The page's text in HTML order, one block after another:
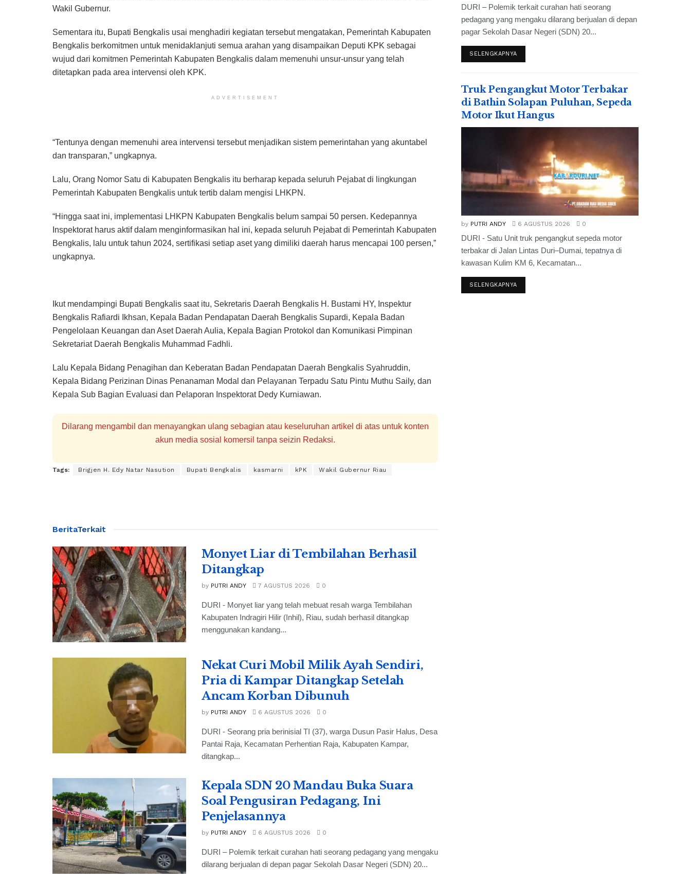
Wakil Gubernur.
Sementara itu, Bupati Bengkalis usai menghadiri kegiatan tersebut mengatakan, Pemerintah Kabupaten
Bengkalis berkomitmen untuk menidaklanjuti semua arahan yang disampaikan Deputi KPK sebagai
wujud dari komitmen Pemerintah Kabupaten Bengkalis dalam memenuhi unsur-unsur yang telah
ditetapkan pada area intervensi oleh KPK.
ADVERTISEMENT
“Tentunya dengan memenuhi area intervensi tersebut menjadikan sistem pemerintahan yang akuntabel
dan transparan,” ungkapnya.
Lalu, Orang Nomor Satu di Kabupaten Bengkalis itu berharap kepada seluruh Pejabat di lingkungan
Pemerintah Kabupaten Bengkalis untuk tertib dalam mengisi LHKPN.
“Hingga saat ini, implementasi LHKPN Kabupaten Bengkalis belum sampai 50 persen. Kedepannya
Inspektorat harus aktif dalam menginformasikan hal ini, kepada seluruh Pejabat di Pemerintah Kabupaten
Bengkalis, lalu untuk tahun 2024, sertifikasi setiap aset yang dimiliki daerah harus mencapai 100 persen,”
ungkapnya.
Ikut mendampingi Bupati Bengkalis saat itu, Sekretaris Daerah Bengkalis H. Bustami HY, Inspektur
Bengkalis Rafiardi Ikhsan, Kepala Badan Pendapatan Daerah Bengkalis Supardi, Kepala Badan
Pengelolaan Keuangan dan Aset Daerah Aulia, Kepala Bagian Protokol dan Komunikasi Pimpinan
Sekretariat Daerah Bengkalis Muhammad Fadhli.
Lalu Kepala Bidang Penagihan dan Keberatan Badan Pendapatan Daerah Bengkalis Syahruddin,
Kepala Bidang Perizinan Dinas Penanaman Modal dan Pelayanan Terpadu Satu Pintu Muthu Saily, dan
Kepala Sub Bagian Evaluasi dan Pelaporan Inspektorat Dedy Kurniawan.
Dilarang mengambil dan menayangkan ulang sebagian atau keseluruhan artikel di atas untuk konten
akun media sosial komersil tanpa seizin Redaksi.
Tags: Brigjen H. Edy Natar Nasution Bupati Bengkalis kasmarni kPK Wakil Gubernur Riau
BeritaTerkait
Monyet Liar di Tembilahan Berhasil
Ditangkap
by PUTRI ANDY 7 AGUSTUS 2026 0
DURI - Monyet liar yang telah mebuat resah warga Tembilahan
Kabupaten Indragiri Hilir (Inhil), Riau, sudah berhasil ditangkap
menggunakan kandang...
Nekat Curi Mobil Milik Ayah Sendiri,
Pria di Kampar Ditangkap Setelah
Ancam Korban Dibunuh
by PUTRI ANDY 6 AGUSTUS 2026 0
DURI - Seorang pria berinisial TI (37), warga Dusun Pasir Halus, Desa
Pantai Raja, Kecamatan Perhentian Raja, Kabupaten Kampar,
ditangkap...
Kepala SDN 20 Mandau Buka Suara
Soal Pengusiran Pedagang, Ini
Penjelasannya
by PUTRI ANDY 6 AGUSTUS 2026 0
DURI – Polemik terkait curahan hati seorang pedagang yang mengaku
dilarang berjualan di depan pagar Sekolah Dasar Negeri (SDN) 20...
DURI – Polemik terkait curahan hati seorang
pedagang yang mengaku dilarang berjualan di depan
pagar Sekolah Dasar Negeri (SDN) 20...
SELENGKAPNYA
Truk Pengangkut Motor Terbakar
di Bathin Solapan Puluhan, Sepeda
Motor Ikut Hangus
by PUTRI ANDY 6 AGUSTUS 2026 0
DURI - Satu Unit truk pengangkut sepeda motor
terbakar di Jalan Lintas Duri–Dumai, tepatnya di
kawasan Kulim KM 6, Kecamatan...
SELENGKAPNYA